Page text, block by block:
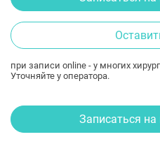
при записи online - у многих
Уточняйте у оператора.
Записаться